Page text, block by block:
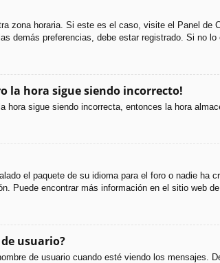
zona horaria. Si este es el caso, visite el Panel
demás preferencias, debe estar registrado. Si no
la hora sigue siendo incorrecto!
sigue siendo incorrecta, entonces la hora
el paquete de su idioma para el foro o nadie
Puede encontrar más información en el sitio web de
usuario?
de usuario cuando esté viendo los